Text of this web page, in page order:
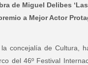
de Miguel Delibes
a Mejor Actor
concejalía de Cultura,
del 46º Festival